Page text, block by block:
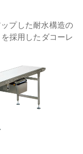
プした耐水構造の
採用したダコーレ